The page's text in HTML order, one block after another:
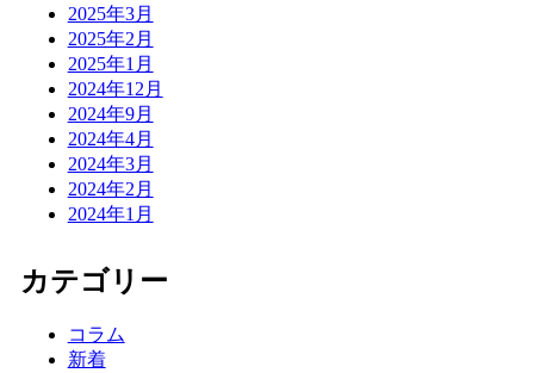
2025年3月
2025年2月
2025年1月
2024年12月
2024年9月
2024年4月
2024年3月
2024年2月
2024年1月
カテゴリー
コラム
新着